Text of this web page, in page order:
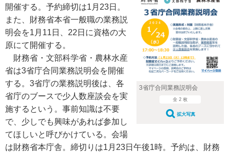
3省庁合同業務説明会
全 2 枚
拡大写真
開催する。予約締切は1月23日。
また、財務省本省一般職の業務説
明会を1月11日、22日に資格の大
原にて開催する。
財務省・文部科学省・農林水産
省は3省庁合同業務説明会を開催
する。3省庁の業務説明後は、各
省庁のブースで少人数座談会を実
施するという。事前知識は不要
で、少しでも興味があれば参加し
てほしいと呼びかけている。会場
は財務省本庁舎。締切りは1月23日午後1時。予約は、財務